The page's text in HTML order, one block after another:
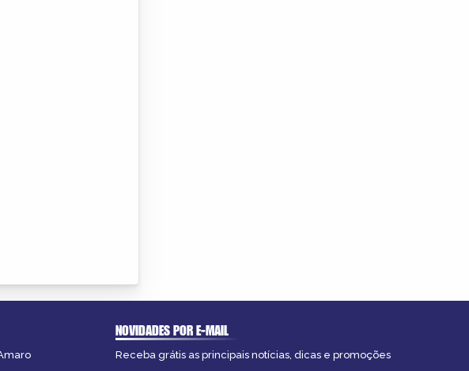
NOVIDADES POR E-MAIL
Receba grátis as principais notícias, dicas e promoções